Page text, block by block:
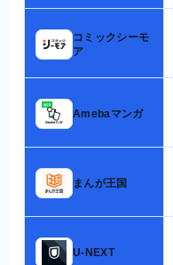
コミックシーモ
ア
Amebaマンガ
まんが王国
U-NEXT